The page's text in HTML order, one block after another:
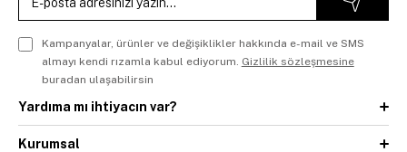
Kampanyalar, ürünler ve değişiklikler hakkında e-mail ve SMS
almayı kendi rızamla kabul ediyorum. Gizlilik sözleşmesine
buradan ulaşabilirsin
Yardıma mı ihtiyacın var?
Kurumsal